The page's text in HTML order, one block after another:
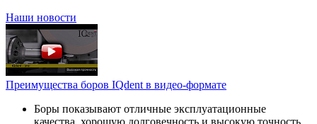
Наши новости
Преимущества боров IQdent в видео-формате
Боры показывают отличные эксплуатационные
качества, хорошую долговечность и высокую точность